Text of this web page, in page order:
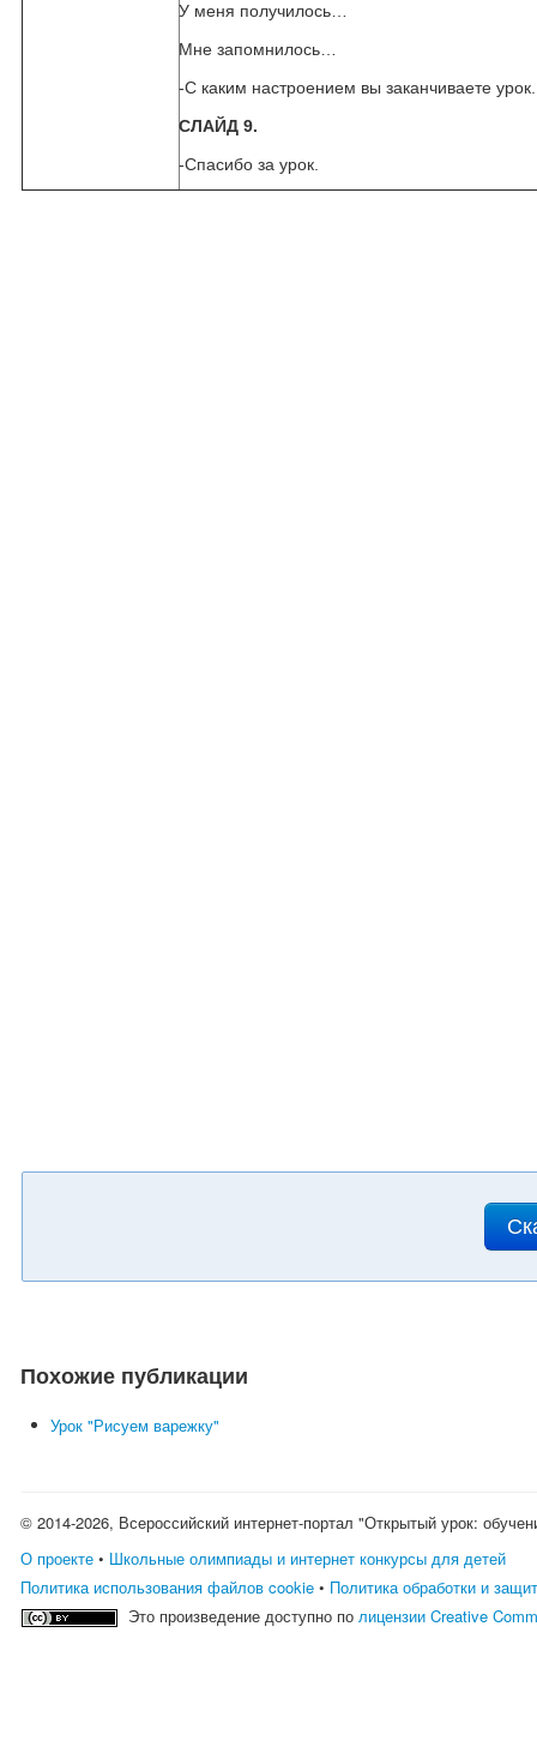
У меня получилось…
Мне запомнилось…
-С каким настроением вы заканчиваете урок.
СЛАЙД 9.
-Спасибо за урок.
Похожие публикации
Урок "Рисуем варежку"
© 2014-2026, Всероссийский интернет-портал "Открытый урок:
О проекте • Школьные олимпиады и интернет конкурсы для детей
Политика использования файлов cookie • Политика обработки и
Это произведение доступно полицензии Creative